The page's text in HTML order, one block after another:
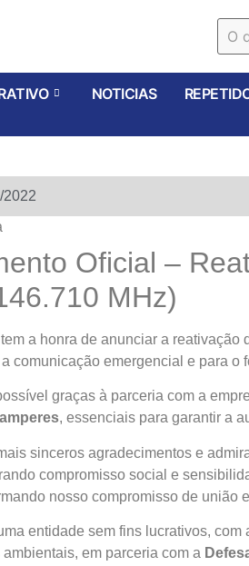
NOTICIAS
2022
Oficial –
MHz)
tem a honra de anunciar a reativação
comunicação emergencial e para
graças à parceria com a
, essenciais para garantir a
sinceros agradecimentos e
compromisso social e
nosso compromisso de união
entidade sem fins lucrativos, com
em parceria com a